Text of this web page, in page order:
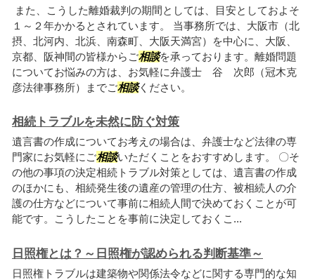
また、こうした離婚裁判の期間としては、目安としておよそ
１～２年かかるとされています。 当事務所では、大阪市（北
摂、北河内、北浜、南森町、大阪天満宮）を中心に、大阪、
京都、阪神間の皆様からご相談を承っております。離婚問題
についてお悩みの方は、お気軽に弁護士 谷 次郎（冠木克
彦法律事務所）までご相談ください。
相続トラブルを未然に防ぐ対策
遺言書の作成についてお考えの場合は、弁護士など法律の専
門家にお気軽にご相談いただくことをおすすめします。 〇そ
の他の事項の決定相続トラブル対策としては、遺言書の作成
のほかにも、相続発生後の遺産の管理の仕方、被相続人の介
護の仕方などについて事前に相続人間で決めておくことが可
能です。こうしたことを事前に決定しておくこ...
日照権とは？～日照権が認められる判断基準～
日照権トラブルは建築物や関係法令などに関する専門的な知